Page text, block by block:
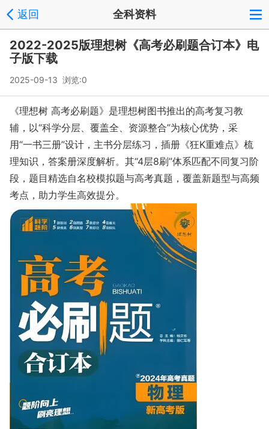
返回 全科资料
2022-2025版理想树《高考必刷题合订本》电
子版下载
2025-09-13 浏览:0
《理想树 高考必刷题》是理想树图书推出的高考复习教
辅，以“科学分层、覆盖全、资源整合”为核心优势，采
用“一书三册”设计，主书分层练习，插册《狂K重难点》梳
理知识，答案册深度解析。其“4层8刷”体系匹配不同复习阶
段，题目精选自名校模拟题与高考真题，覆盖新题型与高频
考点，助力学生高效提分。